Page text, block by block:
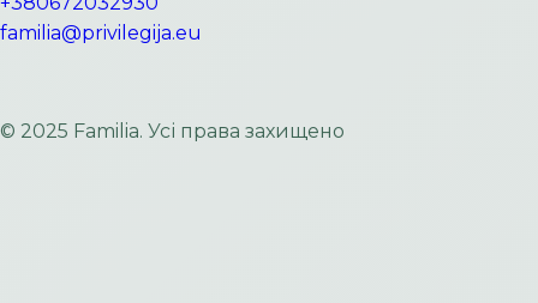
familia@privilegija.eu
© 2025 Familia. Усі права захищено